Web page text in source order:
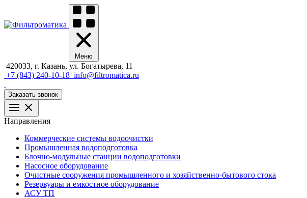
Меню
420033, г. Казань, ул. Богатырева, 11
+7 (843) 240-10-18 info@filtromatica.ru
Заказать звонок
Направления
Коммерческие системы водоочистки
Промышленная водоподготовка
Блочно-модульные станции водоподготовки
Насосное оборудование
Очистные сооружения промышленного и хозяйственно-бытового стока
Резервуары и емкостное оборудование
АСУ ТП